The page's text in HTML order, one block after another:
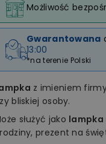
Możliwość
Gwarantowana
13:00
*na terenie Polski
z imieniem
bliskiej osoby.
służyć jako lampka
prezent na